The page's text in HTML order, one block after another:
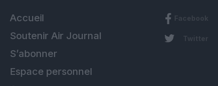
Accueil
Soutenir Air Journal
S’abonner
Espace personnel